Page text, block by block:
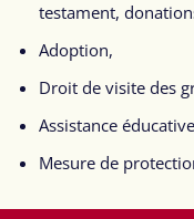
testament,
Adoption,
Droit de visite des
Assistance
Mesure de